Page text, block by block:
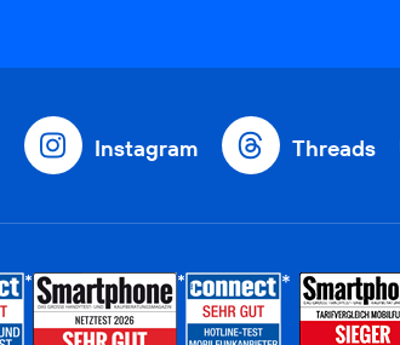
Instagram Threads